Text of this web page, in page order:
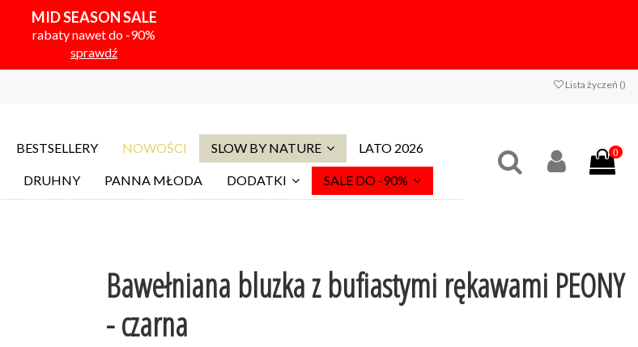
MID SEASON SALE
rabaty nawet do -90%
sprawdź
Lista życzeń ()
BESTSELLERY NOWOŚCI SLOW BY NATURE LATO 2026
DRUHNY PANNA MŁODA DODATKI SALE DO -90%
0
Bawełniana bluzka z bufiastymi rękawami PEONY
- czarna